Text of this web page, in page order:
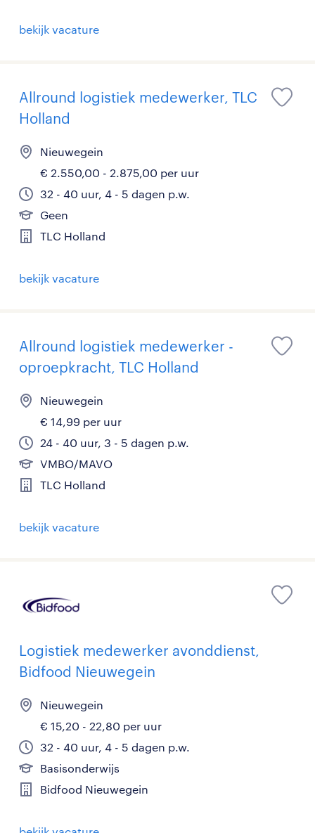
bekijk vacature
Allround logistiek medewerker, TLC
Holland
Nieuwegein
€ 2.550,00 - 2.875,00 per uur
32 - 40 uur, 4 - 5 dagen p.w.
Geen
TLC Holland
bekijk vacature
Allround logistiek medewerker -
oproepkracht, TLC Holland
Nieuwegein
€ 14,99 per uur
24 - 40 uur, 3 - 5 dagen p.w.
VMBO/MAVO
TLC Holland
bekijk vacature
Logistiek medewerker avonddienst,
Bidfood Nieuwegein
Nieuwegein
€ 15,20 - 22,80 per uur
32 - 40 uur, 4 - 5 dagen p.w.
Basisonderwijs
Bidfood Nieuwegein